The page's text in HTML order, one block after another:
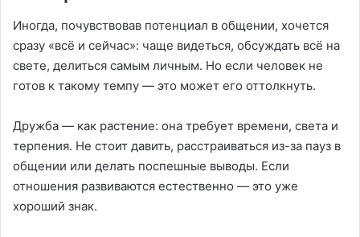
Иногда, почувствовав потенциал в общении, хочется
сразу «всё и сейчас»: чаще видеться, обсуждать всё на
свете, делиться самым личным. Но если человек не
готов к такому темпу — это может его оттолкнуть.
Дружба — как растение: она требует времени, света и
терпения. Не стоит давить, расстраиваться из-за пауз в
общении или делать поспешные выводы. Если
отношения развиваются естественно — это уже
хороший знак.